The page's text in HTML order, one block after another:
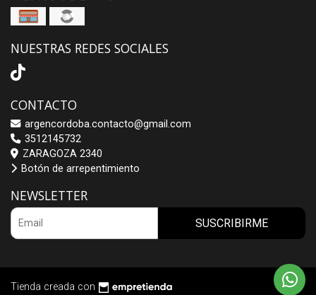
NUESTRAS REDES SOCIALES
CONTACTO
argencordoba.contacto@gmail.com
3512145732
ZARAGOZA 2340
Botón de arrepentimiento
NEWSLETTER
SUSCRIBIRME
Tienda creada con